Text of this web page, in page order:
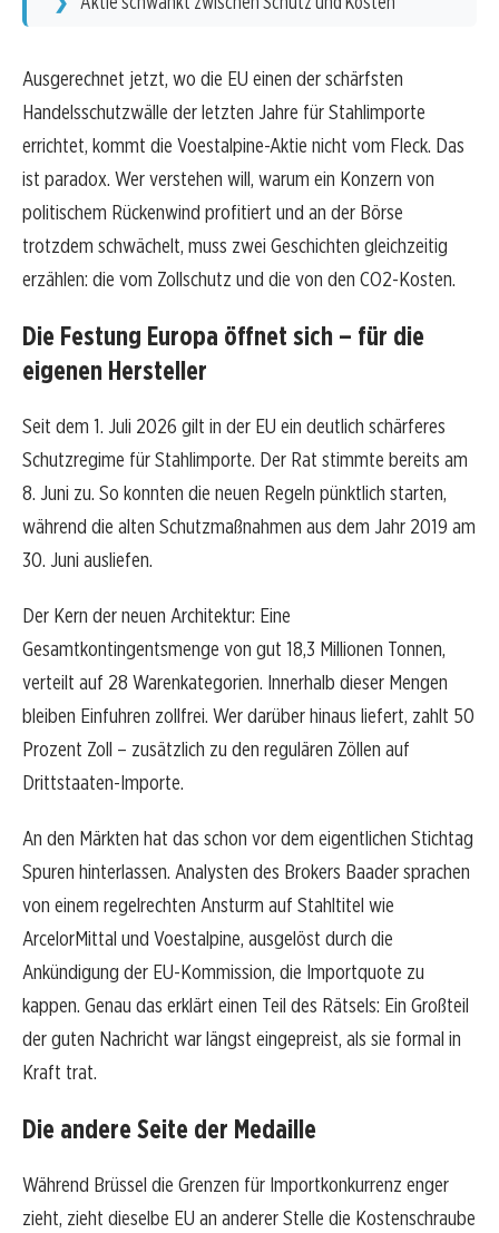
Ausgerechnet jetzt, wo die EU einen der schärfsten
Handelsschutzwälle der letzten Jahre für Stahlimporte
errichtet, kommt die Voestalpine-Aktie nicht vom Fleck. Das
ist paradox. Wer verstehen will, warum ein Konzern von
politischem Rückenwind profitiert und an der Börse
trotzdem schwächelt, muss zwei Geschichten gleichzeitig
erzählen: die vom Zollschutz und die von den CO2-Kosten.
Die Festung Europa öffnet sich – für die
eigenen Hersteller
Seit dem 1. Juli 2026 gilt in der EU ein deutlich schärferes
Schutzregime für Stahlimporte. Der Rat stimmte bereits am
8. Juni zu. So konnten die neuen Regeln pünktlich starten,
während die alten Schutzmaßnahmen aus dem Jahr 2019 am
30. Juni ausliefen.
Der Kern der neuen Architektur: Eine
Gesamtkontingentsmenge von gut 18,3 Millionen Tonnen,
verteilt auf 28 Warenkategorien. Innerhalb dieser Mengen
bleiben Einfuhren zollfrei. Wer darüber hinaus liefert, zahlt 50
Prozent Zoll – zusätzlich zu den regulären Zöllen auf
Drittstaaten-Importe.
An den Märkten hat das schon vor dem eigentlichen Stichtag
Spuren hinterlassen. Analysten des Brokers Baader sprachen
von einem regelrechten Ansturm auf Stahltitel wie
ArcelorMittal und Voestalpine, ausgelöst durch die
Ankündigung der EU-Kommission, die Importquote zu
kappen. Genau das erklärt einen Teil des Rätsels: Ein Großteil
der guten Nachricht war längst eingepreist, als sie formal in
Kraft trat.
Die andere Seite der Medaille
Während Brüssel die Grenzen für Importkonkurrenz enger
zieht, zieht dieselbe EU an anderer Stelle die Kostenschraube